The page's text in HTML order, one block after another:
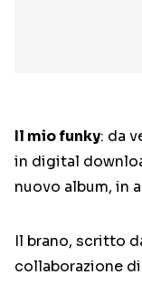
Il mio funky: da
in digital
nuovo album, in
Il brano, scritto
collaborazione